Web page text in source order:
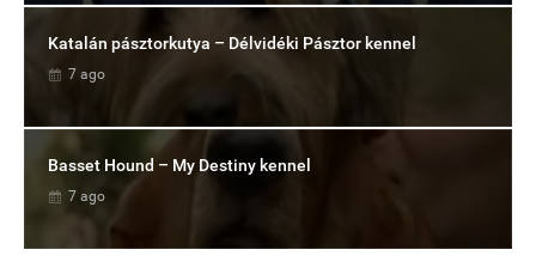
Katalán pásztorkutya – Délvidéki Pásztor kennel
7 ago
Basset Hound – My Destiny kennel
7 ago